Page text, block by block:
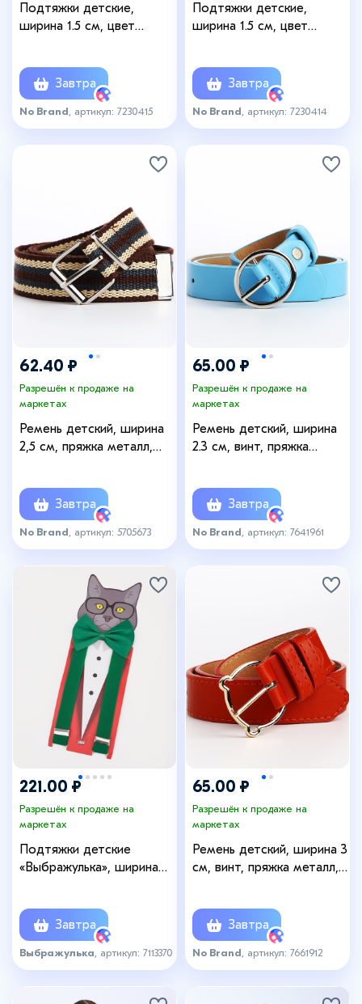
Подтяжки детские,
ширина 1.5 см, цвет
Завтра
No Brand , артикул: 7230415
Подтяжки детские,
ширина 1.5 см, цвет
Завтра
No Brand , артикул: 7230414
62.40 ₽
Разрешён к продаже на
маркетах
Ремень детский, ширина
2,5 см, пряжка металл,
Завтра
No Brand , артикул: 5705673
65.00 ₽
Разрешён к продаже на
маркетах
Ремень детский, ширина
2.3 см, винт, пряжка
Завтра
No Brand , артикул: 7641961
221.00 ₽
Разрешён к продаже на
маркетах
Подтяжки детские
«Выбражулька», ширина
Завтра
Выбражулька , артикул: 7113370
65.00 ₽
Разрешён к продаже на
маркетах
Ремень детский, ширина 3
см, винт, пряжка металл,
Завтра
No Brand , артикул: 7661912